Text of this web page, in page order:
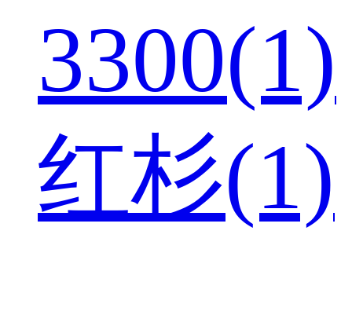
3300(1)
红杉(1)